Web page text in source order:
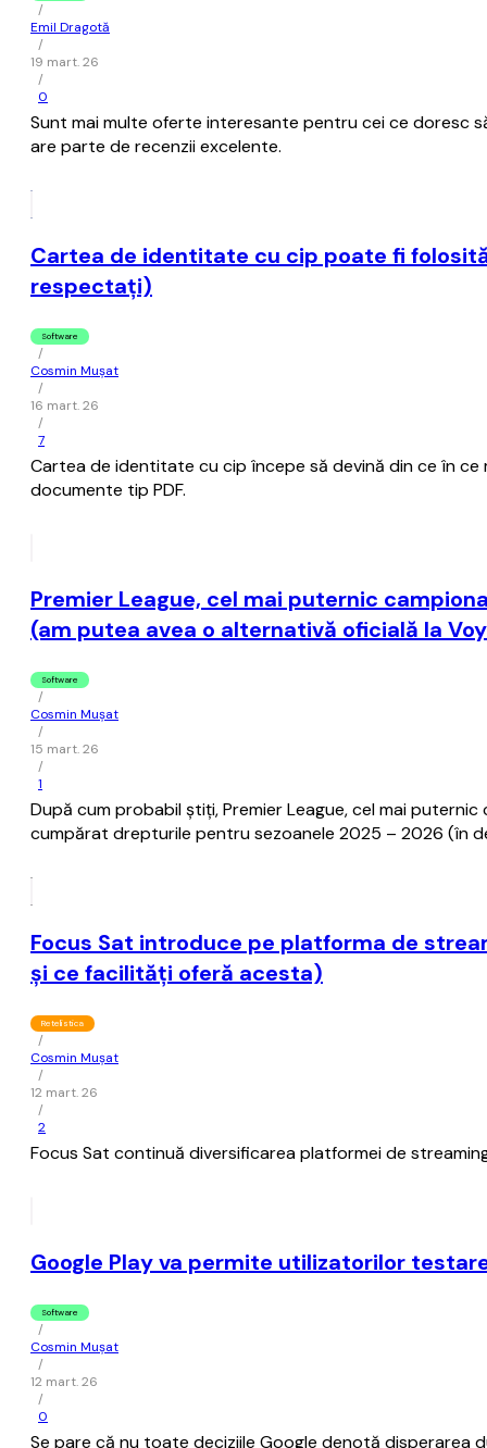
/
Emil Dragotă
/
19 mart. 26
/
0
Sunt mai multe oferte interesante pentru cei ce doresc
are parte de recenzii excelente.
Cartea de identitate cu cip poate fi
respectaţi)
Software
/
Cosmin Mușat
/
16 mart. 26
/
7
Cartea de identitate cu cip începe să devină din ce în ce
documente tip PDF.
Premier League, cel mai puternic
(am putea avea o alternativă oficială la
Software
/
Cosmin Mușat
/
15 mart. 26
/
1
După cum probabil ştiţi, Premier League, cel mai
cumpărat drepturile pentru sezoanele 2025 – 2026 (în
Focus Sat introduce pe platforma de
şi ce facilităţi oferă acesta)
Retelistica
/
Cosmin Mușat
/
12 mart. 26
/
2
Focus Sat continuă diversificarea platformei de
Google Play va permite utilizatorilor
Software
/
Cosmin Mușat
/
12 mart. 26
/
0
Se pare că nu toate deciziile Google denotă disperarea